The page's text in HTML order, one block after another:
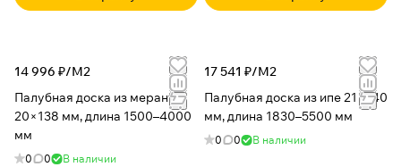
14 996 ₽/М2
Палубная доска из меранти
20×138 мм, длина 1500–4000
мм
0 0 В наличии
17 541 ₽/М2
Палубная доска из ипе 21×140
мм, длина 1830–5500 мм
0 0 В наличии